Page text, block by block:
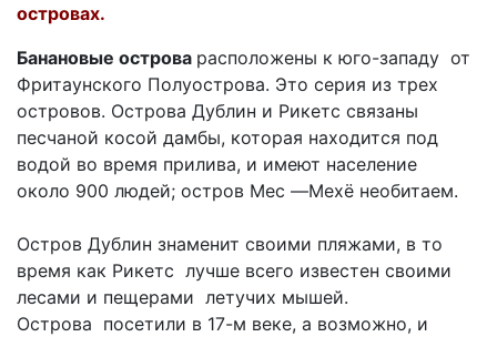
островах.
Банановые острова расположены к юго-западу от
Фритаунского Полуострова. Это серия из трех
островов. Острова Дублин и Рикетс связаны
песчаной косой дамбы, которая находится под
водой во время прилива, и имеют население
около 900 людей; остров Meс —Mexё необитаем.
Остров Дублин знаменит своими пляжами, в то
время как Рикетс лучше всего известен своими
лесами и пещерами летучих мышей.
Острова посетили в 17-м веке, а возможно, и